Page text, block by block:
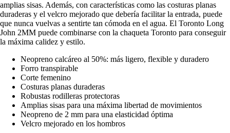
amplias sisas. Además, con características como las costuras planas
duraderas y el velcro mejorado que debería facilitar la entrada, puede
que nunca vuelvas a sentirte tan cómoda en el agua. El Toronto Long
John 2MM puede combinarse con la chaqueta Toronto para conseguir
la máxima calidez y estilo.
Neopreno calcáreo al 50%: más ligero, flexible y duradero
Forro transpirable
Corte femenino
Costuras planas duraderas
Robustas rodilleras protectoras
Amplias sisas para una máxima libertad de movimientos
Neopreno de 2 mm para una elasticidad óptima
Velcro mejorado en los hombros